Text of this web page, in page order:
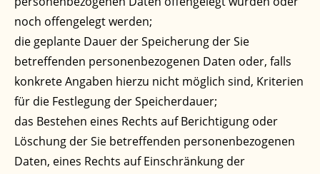
noch offengelegt werden;
die geplante Dauer der Speicherung der Sie
betreffenden personenbezogenen Daten oder, falls
konkrete Angaben hierzu nicht möglich sind, Kriterien
für die Festlegung der Speicherdauer;
das Bestehen eines Rechts auf Berichtigung oder
Löschung der Sie betreffenden personenbezogenen
Daten, eines Rechts auf Einschränkung der